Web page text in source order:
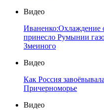
Видео
Иваненко:Охлаждение
принесло Румынии
Змеиного
Видео
Как Россия
Причерноморье
Видео